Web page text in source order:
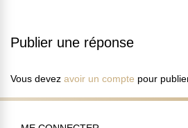
Publier une réponse
Vous devez avoir un compte pour